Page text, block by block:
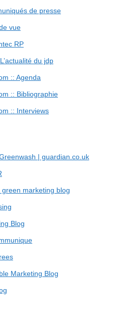
de presse
vue
RP
du jdp
:: Agenda
:: Bibliographie
:: Interviews
| guardian.co.uk
marketing blog
Blog
Marketing Blog